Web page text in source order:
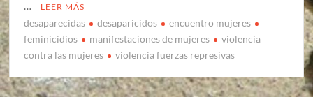
LEER MÁS
desaparecidas desaparicidos
encuentro mujeres
feminicidios
manifestaciones de mujeres
violencia
contra las mujeres
violencia fuerzas represivas